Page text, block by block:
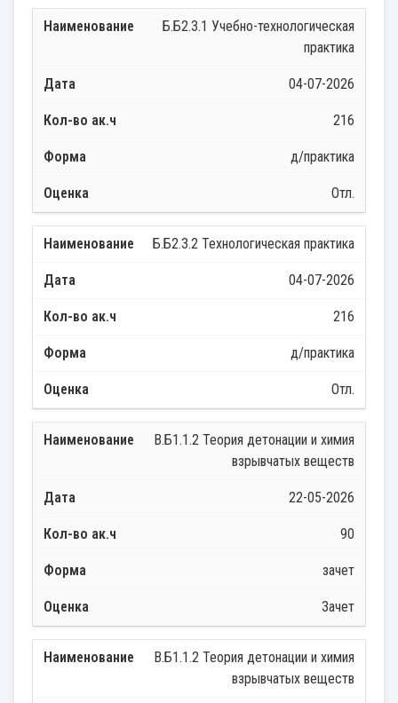
Б.Б2.3.1 Учебно-технологическая
практика
04-07-2026
216
д/практика
Отл.
Б.Б2.3.2 Технологическая практика
04-07-2026
216
д/практика
Отл.
В.Б1.1.2 Теория детонации и химия
взрывчатых веществ
22-05-2026
90
зачет
Зачет
В.Б1.1.2 Теория детонации и химия
взрывчатых веществ